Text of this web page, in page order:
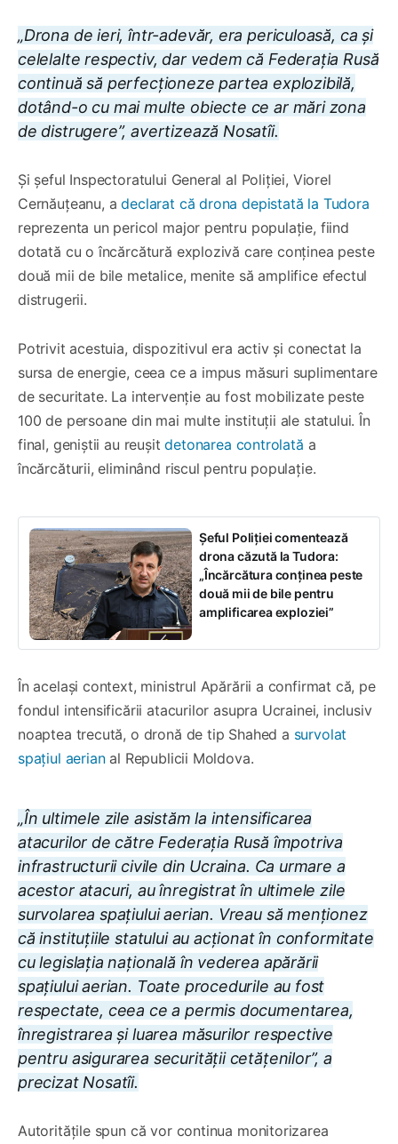
„Drona de ieri, într-adevăr, era periculoasă, ca și
celelalte respectiv, dar vedem că Federația Rusă
continuă să perfecționeze partea explozibilă,
dotând-o cu mai multe obiecte ce ar mări zona
de distrugere”, avertizează Nosatîi.
Și șeful Inspectoratului General al Poliției, Viorel
Cernăuțeanu, adeclarat că drona depistată la Tudora
reprezenta un pericol major pentru populație, fiind
dotată cu o încărcătură explozivă care conținea peste
două mii de bile metalice, menite să amplifice efectul
distrugerii.
Potrivit acestuia, dispozitivul era activ și conectat la
sursa de energie, ceea ce a impus măsuri suplimentare
de securitate. La intervenție au fost mobilizate peste
100 de persoane din mai multe instituții ale statului. În
final, geniștii au reușitdetonarea controlată a
încărcăturii, eliminând riscul pentru populație.
Șeful Poliției comentează
drona căzută la Tudora:
„Încărcătura conținea peste
două mii de bile pentru
amplificarea exploziei”
În același context, ministrul Apărării a confirmat că, pe
fondul intensificării atacurilor asupra Ucrainei, inclusiv
noaptea trecută, o dronă de tip Shahed a survolat
spațiul aerianal Republicii Moldova.
„În ultimele zile asistăm la intensificarea
atacurilor de către Federația Rusă împotriva
infrastructurii civile din Ucraina. Ca urmare a
acestor atacuri, au înregistrat în ultimele zile
survolarea spațiului aerian. Vreau să menționez
că instituțiile statului au acționat în conformitate
cu legislația națională în vederea apărării
spațiului aerian. Toate procedurile au fost
respectate, ceea ce a permis documentarea,
înregistrarea și luarea măsurilor respective
pentru asigurarea securității cetățenilor”, a
precizat Nosatîi.
Autoritățile spun că vor continua monitorizarea